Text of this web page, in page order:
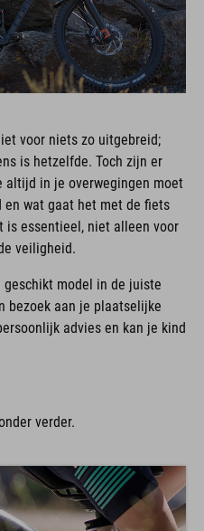
voor niets zo uitgebreid;
is hetzelfde. Toch zijn er
in je overwegingen moet
en wat gaat het met de fiets
is essentieel, niet alleen voor
veiligheid.
model in de juiste
bezoek aan je plaatselijke
advies en kan je kind
verder.